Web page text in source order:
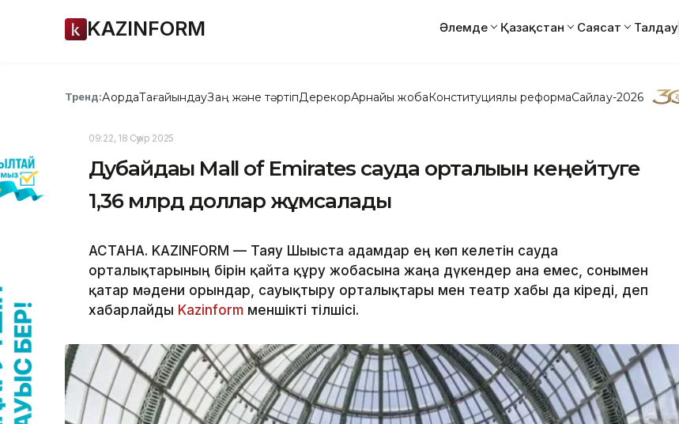
KAZINFORM Әлемде Қазақстан Саясат Талдау
Тренд:АқордаТағайындауЗаң және тәртіпДерекқорАрнайы жобаКонституциялық реформаСайлау-2026
09:22, 18 Сәуір 2025
Дубайдағы Mall of Emirates сауда орталығын кеңейтуге
1,36 млрд доллар жұмсалады
АСТАНА. KAZINFORM — Таяу Шығыста адамдар ең көп келетін сауда
орталықтарының бірін қайта құру жобасына жаңа дүкендер ғана емес, сонымен
қатар мәдени орындар, сауықтыру орталықтары мен театр хабы да кіреді, деп
хабарлайды Kazinform меншікті тілшісі.